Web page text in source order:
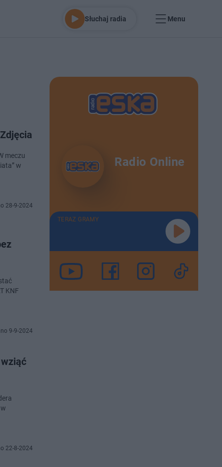
Słuchaj radia Menu
meczu
w
28-9-2024
KNF
9-9-2024
22-8-2024
Radio Online
TERAZ GRAMY